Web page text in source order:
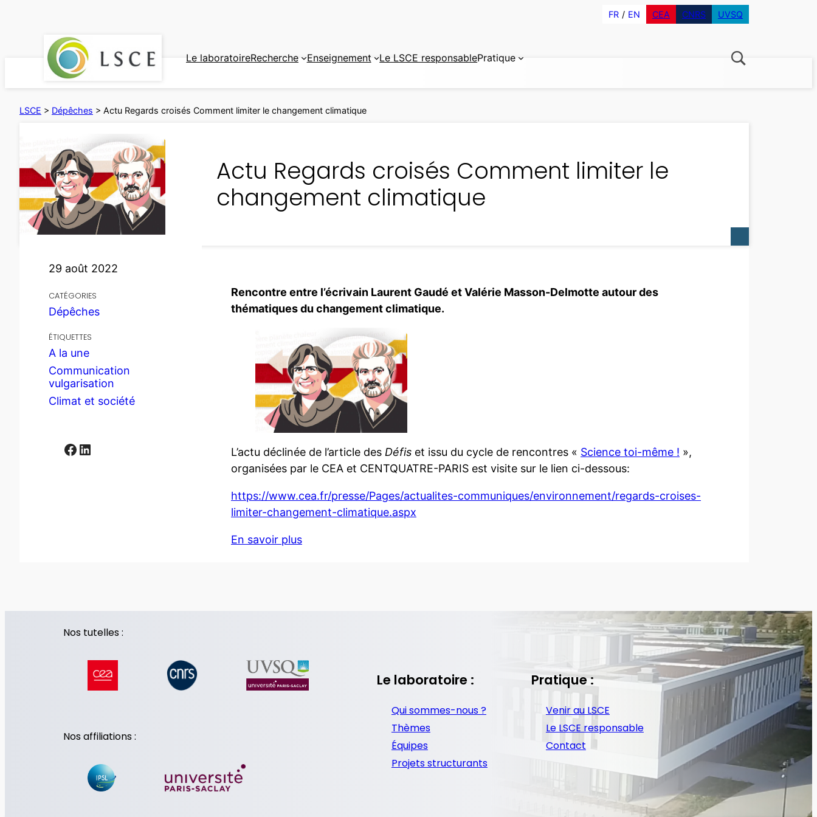
FR EN CEA CNRS UVSQ
Le laboratoireRecherche Enseignement Le LSCE responsablePratique
LSCE > Dépêches > Actu Regards croisés Comment limiter le changement climatique
Actu Regards croisés Comment limiter le
changement climatique
29 août 2022
CATÉGORIES
Dépêches
ÉTIQUETTES
A la une
Communication
vulgarisation
Climat et société
Facebook LinkedIn
Rencontre entre l’écrivain Laurent Gaudé et Valérie Masson-Delmotte autour des
thématiques du changement climatique.
L’actu déclinée de l’article des Défis et issu du cycle de rencontres « Science toi-même ! »,
organisées par le CEA et CENTQUATRE-PARIS est visite sur le lien ci-dessous:
https://www.cea.fr/presse/Pages/actualites-communiques/environnement/regards-croises-
limiter-changement-climatique.aspx
En savoir plus
Nos tutelles :
Nos affiliations :
Le laboratoire :
Qui sommes-nous ?
Thèmes
Équipes
Projets structurants
Pratique :
Venir au LSCE
Le LSCE responsable
Contact